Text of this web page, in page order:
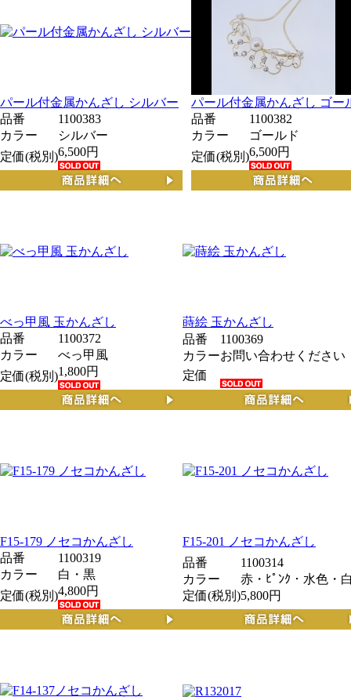
パール付金属かんざし シルバー
パール付金属かんざし ゴー
品番
1100383
カラー
シルバー
定価(税別)6,500円
品番
1100382
カラー
ゴールド
定価(税別)6,500円
べっ甲風 玉かんざし
蒔絵 玉かんざし
品番
1100372
カラー
べっ甲風
定価(税別)1,800円
品番
1100369
カラーお問い合わせください
定価
F15-179 ノセコかんざし
F15-201 ノセコかんざし
品番
1100319
カラー
白・黒
定価(税別)4,800円
品番
1100314
カラー
赤・ﾋﾟﾝｸ・水色・
定価(税別)5,800円